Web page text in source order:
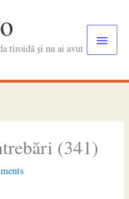
tiroidă și nu ai avut
Main
(341)